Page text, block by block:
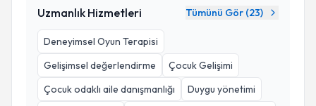
Uzmanlık Hizmetleri Tümünü Gör (23)
Deneyimsel Oyun Terapisi
Gelişimsel değerlendirme
Çocuk Gelişimi
Çocuk odaklı aile danışmanlığı
Duygu yönetimi